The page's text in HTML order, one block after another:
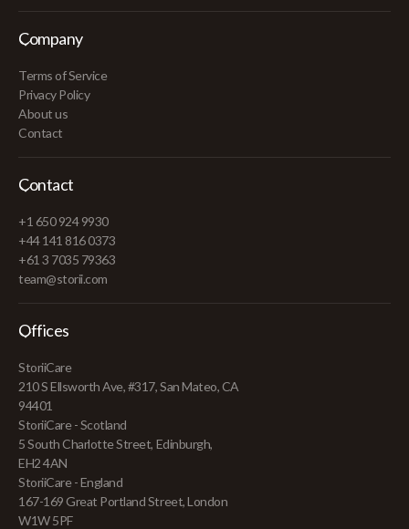
Company
Terms of Service
Privacy Policy
About us
Contact
Contact
+1 650 924 9930
+44 141 816 0373
+61 3 7035 79363
team@storii.com
Offices
StoriiCare
210 S Ellsworth Ave, #317, San Mateo, CA
94401
StoriiCare - Scotland
5 South Charlotte Street, Edinburgh,
EH2 4AN
StoriiCare - England
167-169 Great Portland Street, London
W1W 5PF